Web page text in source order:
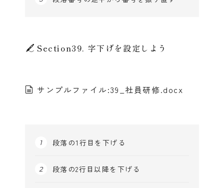
Section39. 字下げを設定しよう
サンプルファイル:39_社員研修.docx
段落の1行目を下げる
段落の2行目以降を下げる